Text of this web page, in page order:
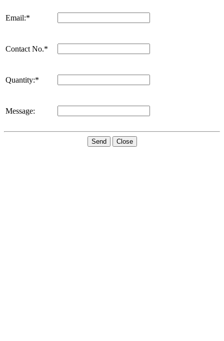
Email:*
Contact No.*
Quantity:*
Message:
Send Close